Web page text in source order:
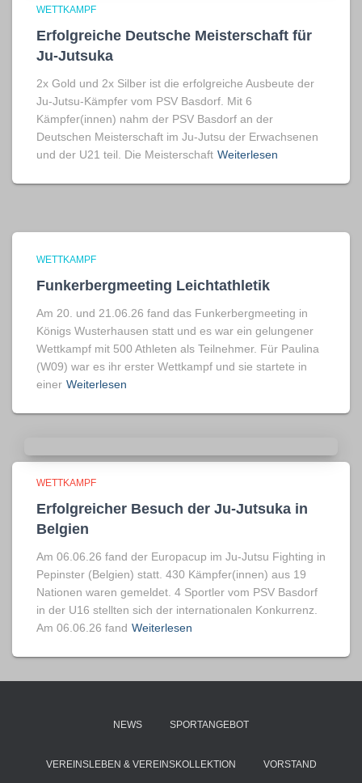
WETTKAMPF
Erfolgreiche Deutsche Meisterschaft für
Ju-Jutsuka
2x Gold und 2x Silber ist die erfolgreiche Ausbeute der
Ju-Jutsu-Kämpfer vom PSV Basdorf. Mit 6
Kämpfer(innen) nahm der PSV Basdorf an der
Deutschen Meisterschaft im Ju-Jutsu der Erwachsenen
und der U21 teil. Die Meisterschaft Weiterlesen
WETTKAMPF
Funkerbergmeeting Leichtathletik
Am 20. und 21.06.26 fand das Funkerbergmeeting in
Königs Wusterhausen statt und es war ein gelungener
Wettkampf mit 500 Athleten als Teilnehmer. Für Paulina
(W09) war es ihr erster Wettkampf und sie startete in
einer Weiterlesen
WETTKAMPF
Erfolgreicher Besuch der Ju-Jutsuka in
Belgien
Am 06.06.26 fand der Europacup im Ju-Jutsu Fighting in
Pepinster (Belgien) statt. 430 Kämpfer(innen) aus 19
Nationen waren gemeldet. 4 Sportler vom PSV Basdorf
in der U16 stellten sich der internationalen Konkurrenz.
Am 06.06.26 fand Weiterlesen
NEWS SPORTANGEBOT
VEREINSLEBEN & VEREINSKOLLEKTION VORSTAND